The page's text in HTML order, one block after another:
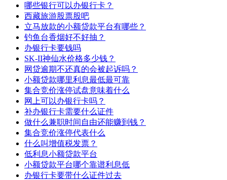
哪些银行可以办银行卡？
西藏旅游股票股吧
立马放款的小额贷款平台有哪些？
钓鱼台香烟好不好抽？
办银行卡要钱吗
SK-II神仙水价格多少钱？
网贷逾期不还真的会被起诉吗？
小额贷款哪里利息最低最可靠
集合竞价涨停试盘意味着什么
网上可以办银行卡吗？
补办银行卡需要什么证件
做什么兼职时间自由还能赚到钱？
集合竞价涨停代表什么
什么叫增值税发票？
低利息小额贷款平台
小额贷款平台哪个靠谱利息低
办银行卡要带什么证件过去